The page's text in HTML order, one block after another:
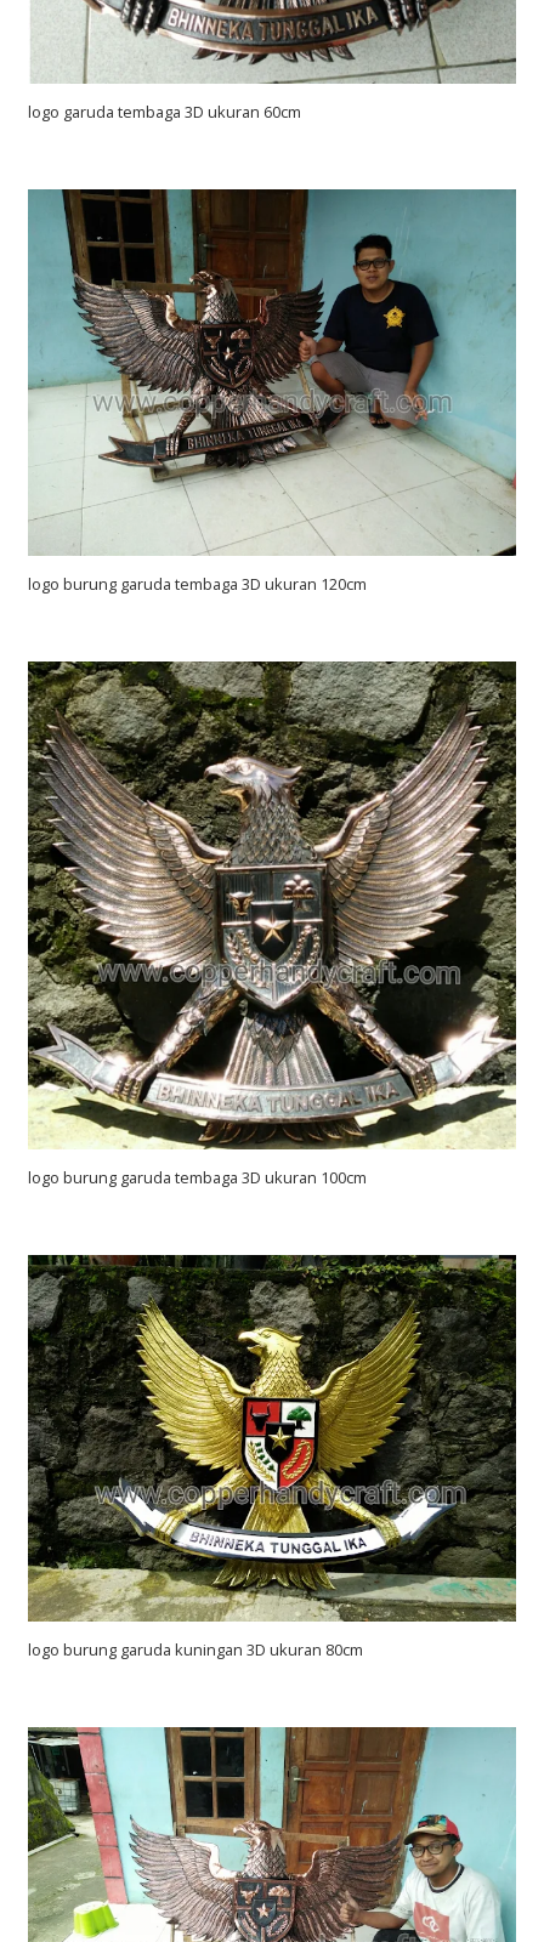
logo garuda tembaga 3D ukuran 60cm
logo burung garuda tembaga 3D ukuran 120cm
logo burung garuda tembaga 3D ukuran 100cm
logo burung garuda kuningan 3D ukuran 80cm